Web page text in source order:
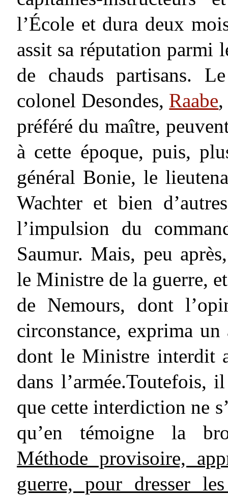
l’École et dura deux
assit sa réputation parmi
de chauds partisans.
colonel Desondes, Raabe
préféré du maître,
à cette époque, puis,
général Bonie, le
Wachter et bien
l’impulsion du
Saumur. Mais, peu
le Ministre de la guerre,
de Nemours, dont
circonstance, exprima
dont le Ministre interdit
dans l’armée.Toutefois,
que cette interdiction ne
qu’en témoigne la
Méthode provisoire,
guerre, pour dresser